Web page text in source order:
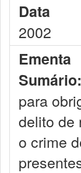
Data
2002
Ementa
Sumário:
para
delito de
o crime